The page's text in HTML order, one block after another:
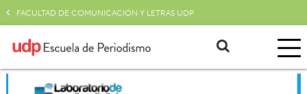
FACULTAD DE COMUNICACIÓN Y LETRAS UDP